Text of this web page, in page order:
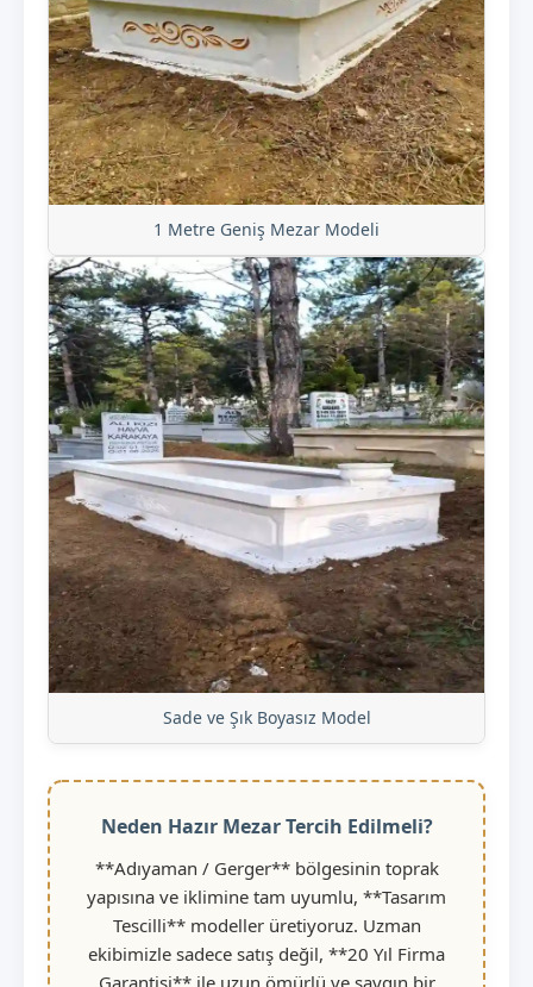
1 Metre Geniş Mezar Modeli
Sade ve Şık Boyasız Model
Neden Hazır Mezar Tercih Edilmeli?
**Adıyaman / Gerger** bölgesinin toprak
yapısına ve iklimine tam uyumlu, **Tasarım
Tescilli** modeller üretiyoruz. Uzman
ekibimizle sadece satış değil, **20 Yıl Firma
Garantisi** ile uzun ömürlü ve saygın bir